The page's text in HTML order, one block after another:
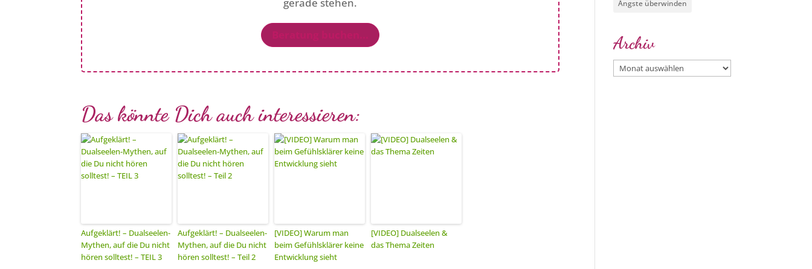
Das könnte Dich auch interessieren:
Aufgeklärt! – Dualseelen-
Mythen, auf die Du nicht
hören solltest! – TEIL 3
Aufgeklärt! – Dualseelen-
Mythen, auf die Du nicht
hören solltest! – Teil 2
[VIDEO] Warum man
beim Gefühlsklärer keine
Entwicklung sieht
[VIDEO] Dualseelen &
das Thema Zeiten
Ängste überwinden
Archiv
Archiv